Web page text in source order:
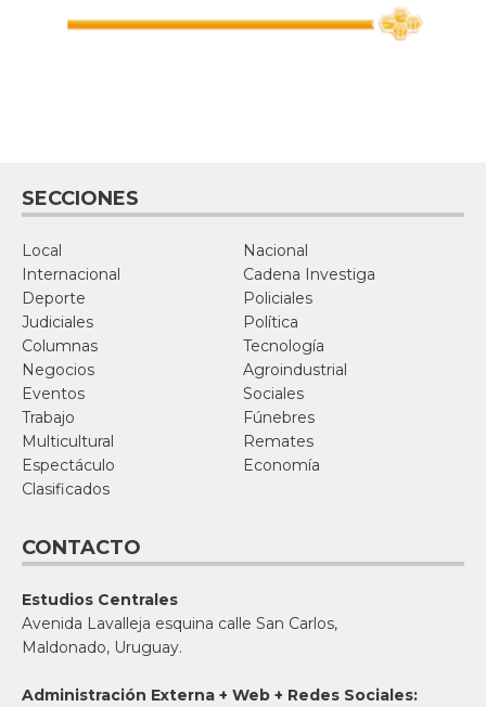
SECCIONES
Local
Nacional
Internacional
Cadena Investiga
Deporte
Policiales
Judiciales
Política
Columnas
Tecnología
Negocios
Agroindustrial
Eventos
Sociales
Trabajo
Fúnebres
Multicultural
Remates
Espectáculo
Economía
Clasificados
CONTACTO
Estudios Centrales
Avenida Lavalleja esquina calle San Carlos,
Maldonado, Uruguay.
Administración Externa + Web + Redes Sociales: